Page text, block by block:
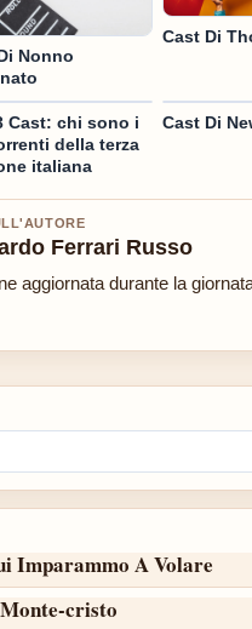
Nonno
Cast Di
Cast: chi sono i
della terza
italiana
Cast Di
Ferrari Russo
aggiornata durante la
Imparammo A Volare
cristo